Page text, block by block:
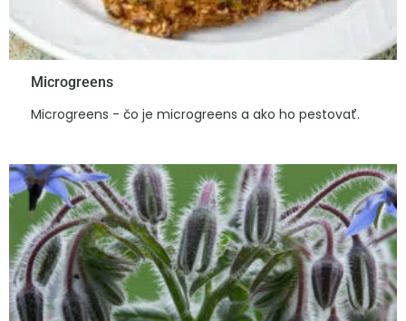
Microgreens
Microgreens - čo je microgreens a ako ho pestovať.